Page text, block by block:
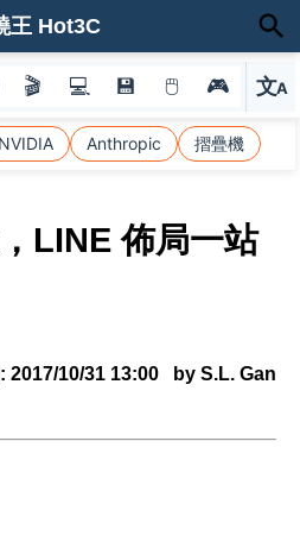
🎬 💻 💾 🖱 🎮 文A
選
NVIDIA Anthropic 摺疊機
王 Hot3C
LINE 佈局一站
2017/10/31 13:00 by S.L. Gan